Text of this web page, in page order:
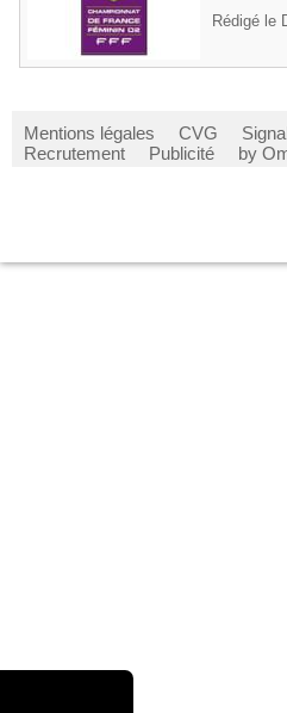
Rédigé le
Mentions légales CVG
Recrutement
Publicité by